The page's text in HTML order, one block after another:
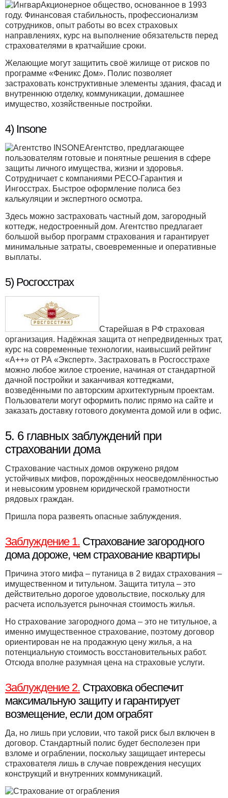
Акционерное общество, основанное в 1993
году. Финансовая стабильность, профессионализм
сотрудников, опыт работы во всех страховых
направлениях, курс на выполнение обязательств перед
страхователями в кратчайшие сроки.
Желающие могут защитить своё жилище от рисков по
программе «Феникс Дом». Полис позволяет
застраховать конструктивные элементы здания, фасад и
внутреннюю отделку, коммуникации, домашнее
имущество, хозяйственные постройки.
4) Insone
Агентство, предлагающее
пользователям готовые и понятные решения в сфере
защиты личного имущества, жизни и здоровья.
Сотрудничает с компаниями РЕСО-Гарантия и
Ингосстрах. Быстрое оформление полиса без
калькуляции и экспертного осмотра.
Здесь можно застраховать частный дом, загородный
коттедж, недостроенный дом. Агентство предлагает
большой выбор программ страхования и гарантирует
минимальные затраты, своевременные и оперативные
выплаты.
5) Росгосстрах
Старейшая в РФ страховая
организация. Надёжная защита от непредвиденных трат,
курс на современные технологии, наивысший рейтинг
«А++» от РА «Эксперт». Застраховать в Росгосстрахе
можно любое жилое строение, начиная от стандартной
дачной постройки и заканчивая коттеджами,
возведёнными по авторским архитектурным проектам.
Пользователи могут оформить полис прямо на сайте и
заказать доставку готового документа домой или в офис.
5. 6 главных заблуждений при
страховании дома
Страхование частных домов окружено рядом
устойчивых мифов, порождённых неосведомлённостью
и невысоким уровнем юридической грамотности
рядовых граждан.
Пришла пора развеять опасные заблуждения.
Заблуждение 1. Страхование загородного
дома дороже, чем страхование квартиры
Причина этого мифа – путаница в 2 видах страхования –
имущественном и титульном. Защита титула – это
действительно дорогое удовольствие, поскольку для
расчета используется рыночная стоимость жилья.
Но страхование загородного дома – это не титульное, а
именно имущественное страхование, поэтому договор
ориентирован не на продажную цену жилья, а на
потенциальную стоимость восстановительных работ.
Отсюда вполне разумная цена на страховые услуги.
Заблуждение 2. Страховка обеспечит
максимальную защиту и гарантирует
возмещение, если дом ограбят
Да, но лишь при условии, что такой риск был включен в
договор. Стандартный полис будет бесполезен при
взломе и ограблении, поскольку защищает интересы
страхователя лишь в случае повреждения несущих
конструкций и внутренних коммуникаций.